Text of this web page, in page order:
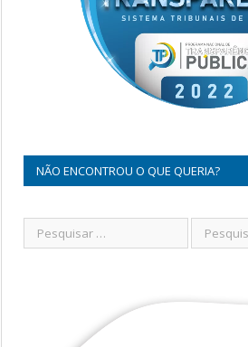
NÃO ENCONTROU O QUE QUERIA?